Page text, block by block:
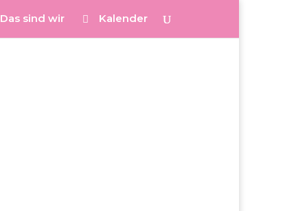
Das sind wir Kalender